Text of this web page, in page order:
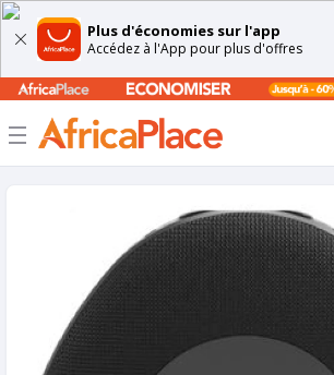
Plus d'économies sur l'app
Accédez à l'App pour plus d'offres